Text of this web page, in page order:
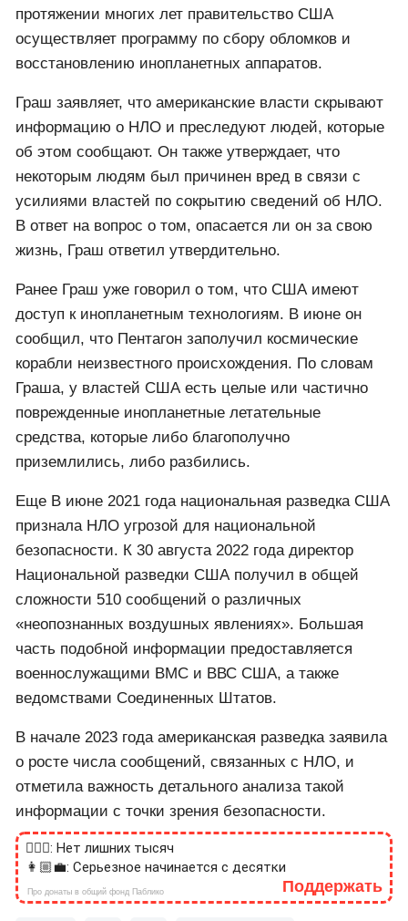
протяжении многих лет правительство США
осуществляет программу по сбору обломков и
восстановлению инопланетных аппаратов.
Граш заявляет, что американские власти скрывают
информацию о НЛО и преследуют людей, которые
об этом сообщают. Он также утверждает, что
некоторым людям был причинен вред в связи с
усилиями властей по сокрытию сведений об НЛО.
В ответ на вопрос о том, опасается ли он за свою
жизнь, Граш ответил утвердительно.
Ранее Граш уже говорил о том, что США имеют
доступ к инопланетным технологиям. В июне он
сообщил, что Пентагон заполучил космические
корабли неизвестного происхождения. По словам
Граша, у властей США есть целые или частично
поврежденные инопланетные летательные
средства, которые либо благополучно
приземлились, либо разбились.
Еще В июне 2021 года национальная разведка США
признала НЛО угрозой для национальной
безопасности. К 30 августа 2022 года директор
Национальной разведки США получил в общей
сложности 510 сообщений о различных
«неопознанных воздушных явлениях». Большая
часть подобной информации предоставляется
военнослужащими ВМС и ВВС США, а также
ведомствами Соединенных Штатов.
В начале 2023 года американская разведка заявила
о росте числа сообщений, связанных с НЛО, и
отметила важность детального анализа такой
информации с точки зрения безопасности.
🙎🏻‍♂️: Нет лишних тысяч
👩🏼‍💼: Серьезное начинается с десятки
Поддержать
Про донаты в общий фонд Паблико